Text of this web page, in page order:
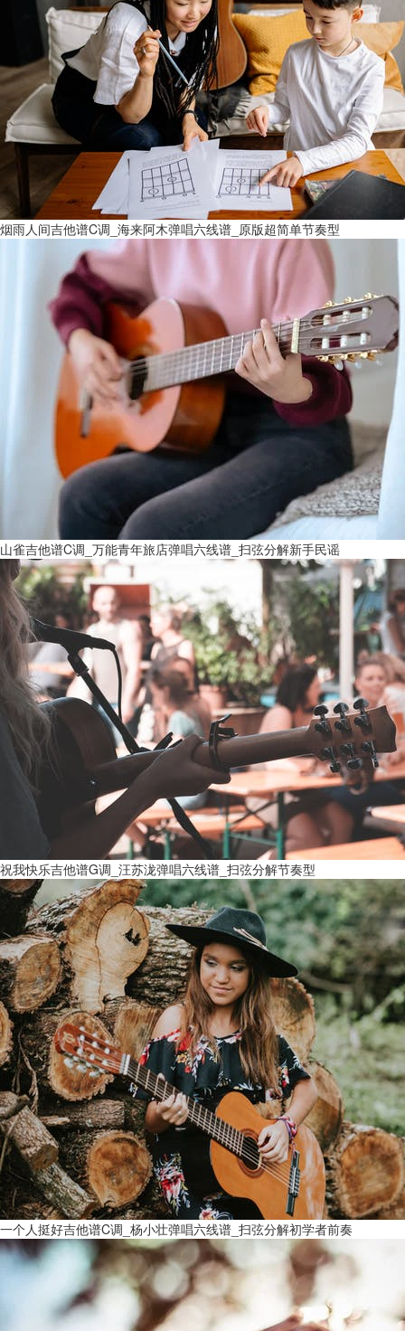
烟雨人间吉他谱C调_海来阿木弹唱六线谱_原版超简单节奏型
山雀吉他谱C调_万能青年旅店弹唱六线谱_扫弦分解新手民谣
祝我快乐吉他谱G调_汪苏泷弹唱六线谱_扫弦分解节奏型
一个人挺好吉他谱C调_杨小壮弹唱六线谱_扫弦分解初学者前奏